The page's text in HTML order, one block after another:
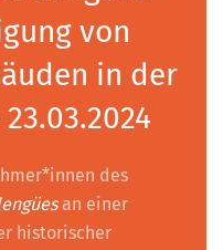
von
in der
des
an einer
historischer